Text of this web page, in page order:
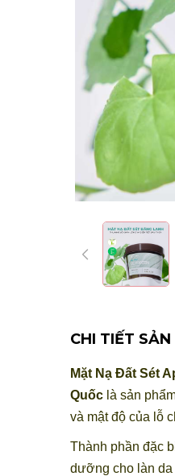
CHI TIẾT
Mặt Nạ Đất Sét
Quốc là sản
và mật độ của lỗ
Thành phần đặc
dưỡng cho làn da